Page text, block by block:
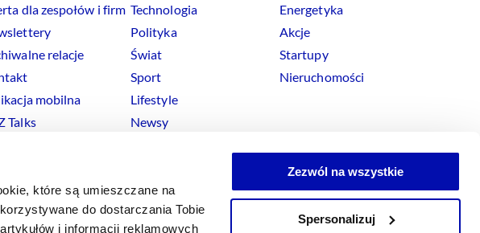
które są umieszczane na
do dostarczania Tobie
i informacji reklamowych
Zezwól na wszystkie
Spersonalizuj
dla zespołów i firm
relacje
mobilna
Talks
Technologia
Polityka
Świat
Sport
Lifestyle
Newsy
Energetyka
Akcje
Startupy
Nieruchomości
UstawieniaCookies